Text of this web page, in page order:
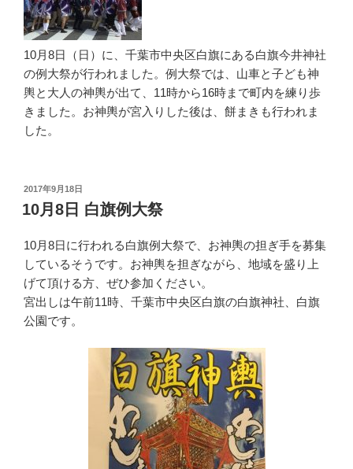
10月8日（日）に、千葉市中央区白旗にある白旗今井神社
の例大祭が行われました。例大祭では、山車と子ども神
輿と大人の神輿が出て、11時から16時まで町内を練り歩
きました。お神輿が宮入りした後は、餅まきも行われま
した。
投
稿
日:
2017年9月18日
10月8日 白旗例大祭
10月8日に行われる白旗例大祭で、お神輿の担ぎ手を募集
しているそうです。お神輿を担ぎながら、地域を盛り上
げて頂ける方、ぜひ参加ください。
宮出しは午前11時、千葉市中央区白旗の白旗神社、白旗
公園です。